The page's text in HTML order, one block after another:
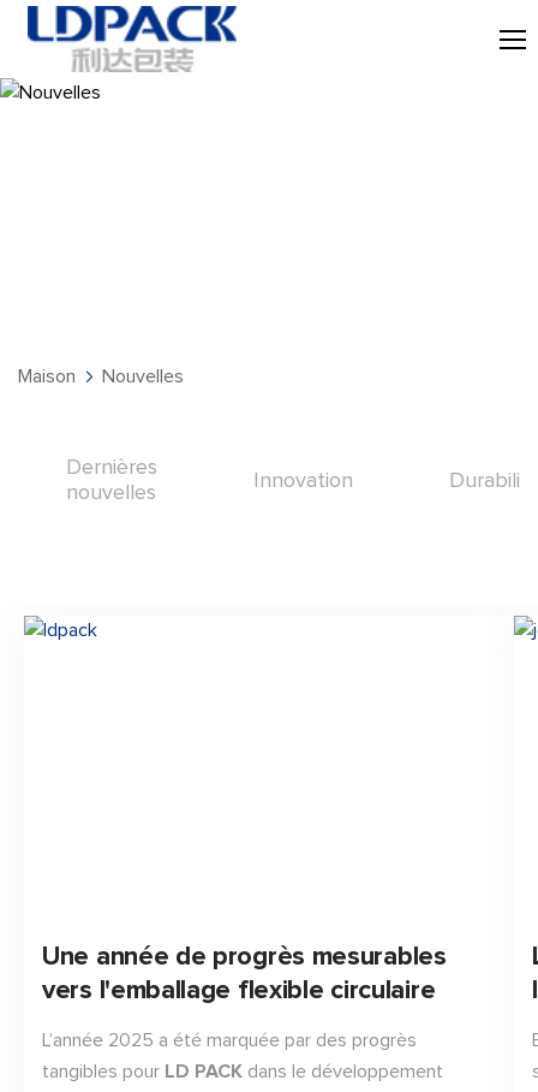
Maison Nouvelles
Dernières
nouvelles
Innovation
Une année de progrès mesurables
vers l'emballage flexible circulaire
L’année 2025 a été marquée par des progrès
tangibles pour LD PACK dans le développement